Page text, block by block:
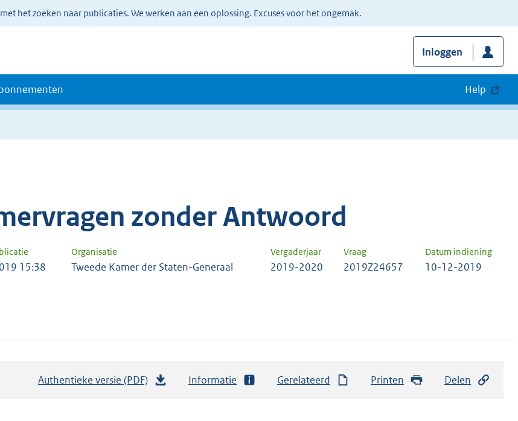
het zoeken naar publicaties. We werken aan een oplossing. Excuses voor het ongemak.
Inloggen
Help
zonder Antwoord
Organisatie Vergaderjaar Vraag Datum indiening
15:38 Tweede Kamer der Staten-Generaal 2019-2020 2019Z24657 10-12-2019
Authentieke versie (PDF) Informatie Gerelateerd Printen Delen